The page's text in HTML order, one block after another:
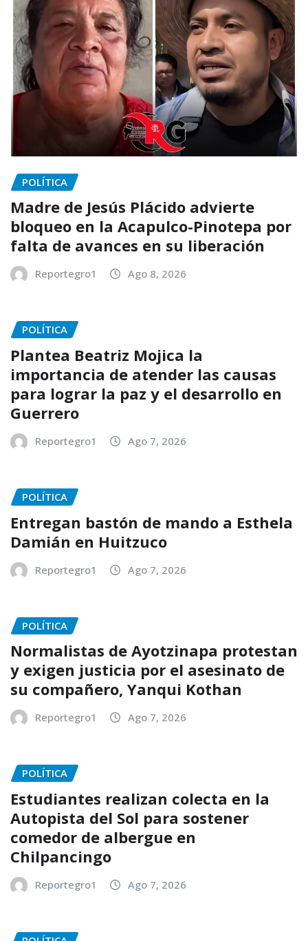
POLÍTICA
Madre de Jesús Plácido advierte
bloqueo en la Acapulco-Pinotepa por
falta de avances en su liberación
Reportegro1 Ago 8, 2026
POLÍTICA
Plantea Beatriz Mojica la
importancia de atender las causas
para lograr la paz y el desarrollo en
Guerrero
Reportegro1 Ago 7, 2026
POLÍTICA
Entregan bastón de mando a Esthela
Damián en Huitzuco
Reportegro1 Ago 7, 2026
POLÍTICA
Normalistas de Ayotzinapa protestan
y exigen justicia por el asesinato de
su compañero, Yanqui Kothan
Reportegro1 Ago 7, 2026
POLÍTICA
Estudiantes realizan colecta en la
Autopista del Sol para sostener
comedor de albergue en
Chilpancingo
Reportegro1 Ago 7, 2026